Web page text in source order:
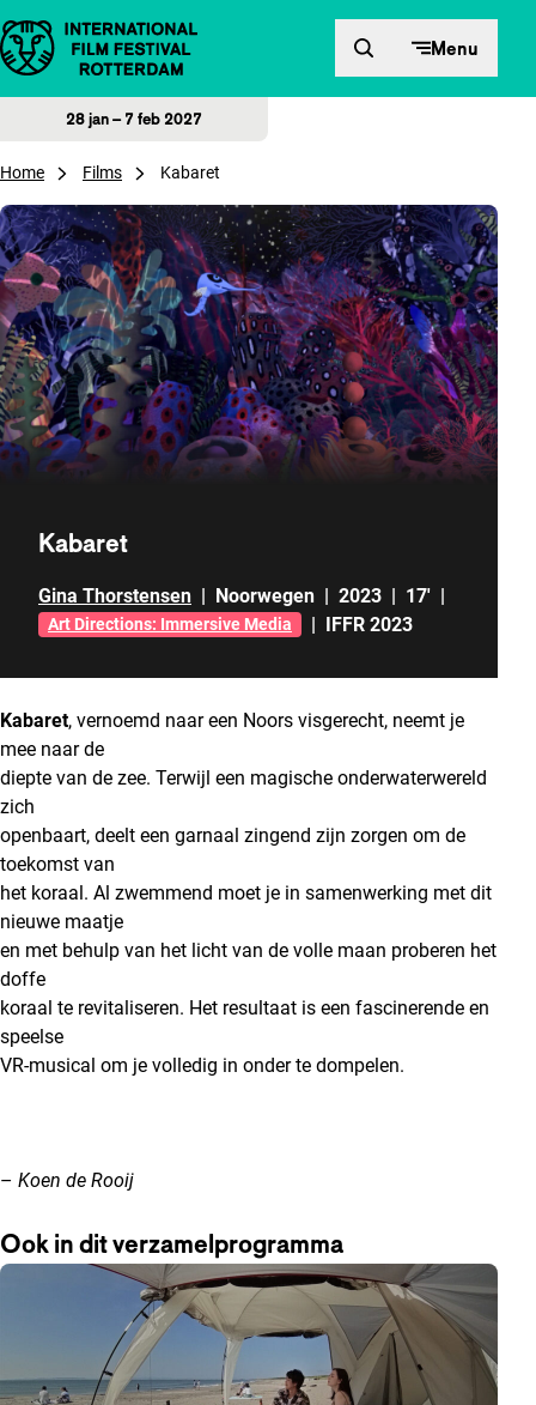
Direct naar inhoud Menu
28 jan – 7 feb 2027
Home Films Kabaret
Kabaret
Gina Thorstensen | Noorwegen | 2023 | 17' |
Art Directions: Immersive Media | IFFR 2023
Kabaret, vernoemd naar een Noors visgerecht, neemt je
mee naar de
diepte van de zee. Terwijl een magische onderwaterwereld
zich
openbaart, deelt een garnaal zingend zijn zorgen om de
toekomst van
het koraal. Al zwemmend moet je in samenwerking met dit
nieuwe maatje
en met behulp van het licht van de volle maan proberen het
doffe
koraal te revitaliseren. Het resultaat is een fascinerende en
speelse
VR-musical om je volledig in onder te dompelen.
– Koen de Rooij
Ook in dit verzamelprogramma